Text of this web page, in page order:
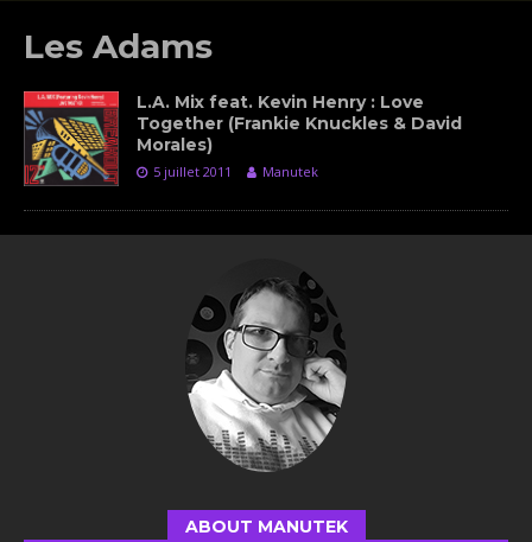
Les Adams
L.A. Mix feat. Kevin Henry : Love
Together (Frankie Knuckles & David
Morales)
5 juillet 2011 Manutek
ABOUT MANUTEK